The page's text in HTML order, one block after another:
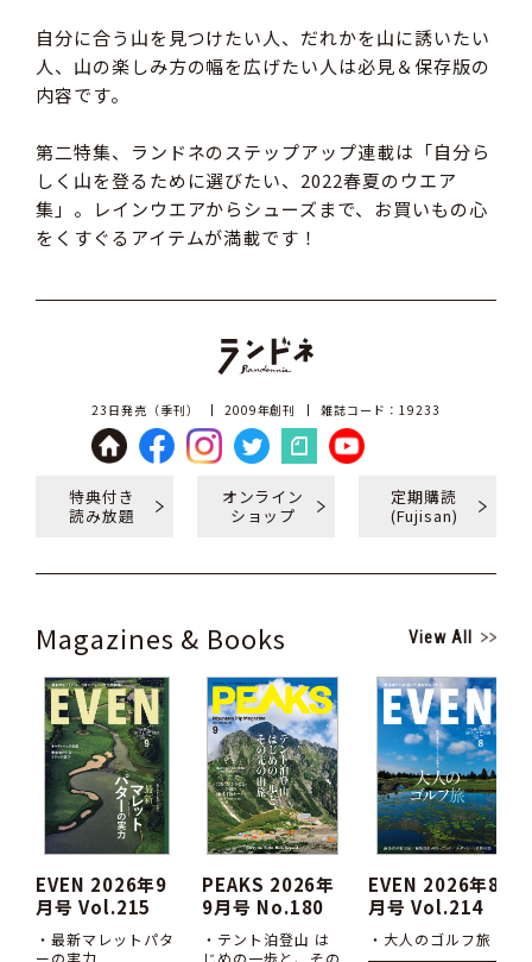
自分に合う山を見つけたい人、だれかを山に誘いたい
人、山の楽しみ方の幅を広げたい人は必見＆保存版の
内容です。
第二特集、ランドネのステップアップ連載は「自分ら
しく山を登るために選びたい、2022春夏のウエア
集」。レインウエアからシューズまで、お買いもの心
をくすぐるアイテムが満載です！
23日発売（季刊） 2009年創刊 雑誌コード：19233
特典付き
読み放題
オンライン
ショップ
定期購読
(Fujisan)
Magazines & Books View All
EVEN 2026年9
月号 Vol.215
・最新マレットパタ
ーの実力
PEAKS 2026年
9月号 No.180
・テント泊登山 は
じめの一歩と、その
EVEN 2026年8
月号 Vol.214
・大人のゴルフ旅